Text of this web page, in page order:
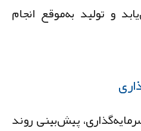
تولید به‌موقع انجام
پیش‌بینی روند